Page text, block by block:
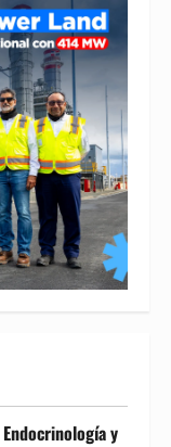
Endocrinología y